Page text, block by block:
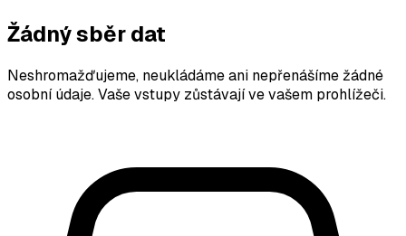
Žádný sběr dat
Neshromažďujeme, neukládáme ani nepřenášíme žádné
osobní údaje. Vaše vstupy zůstávají ve vašem prohlížeči.